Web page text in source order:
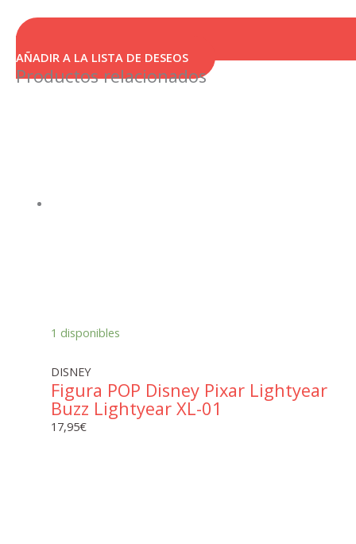
AÑADIR A LA LISTA DE DESEOS
Productos relacionados
1 disponibles
DISNEY
Figura POP Disney Pixar Lightyear
Buzz Lightyear XL-01
17,95€